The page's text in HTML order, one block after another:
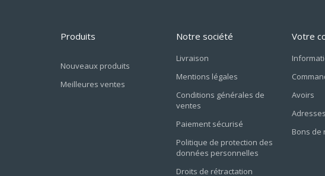
Produits
Nouveaux produits
Meilleures ventes
Notre société
Livraison
Mentions légales
Conditions générales de
ventes
Paiement sécurisé
Politique de protection des
données personnelles
Droits de rétractation
Votre
Avoirs
Adresses
Bons de